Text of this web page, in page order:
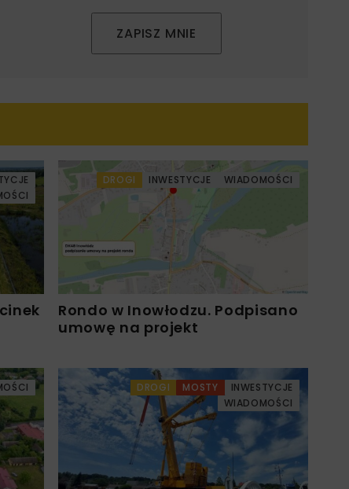
ZAPISZ MNIE
DROGI INWESTYCJE WIADOMOŚCI
Rondo w Inowłodzu. Podpisano
umowę na projekt
DROGI MOSTY
INWESTYCJE
WIADOMOŚCI